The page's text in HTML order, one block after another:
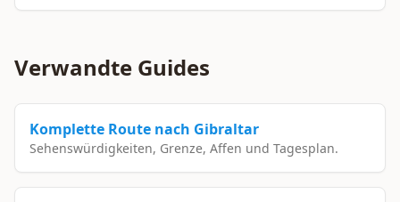
Verwandte Guides
Komplette Route nach Gibraltar
Sehenswürdigkeiten, Grenze, Affen und Tagesplan.